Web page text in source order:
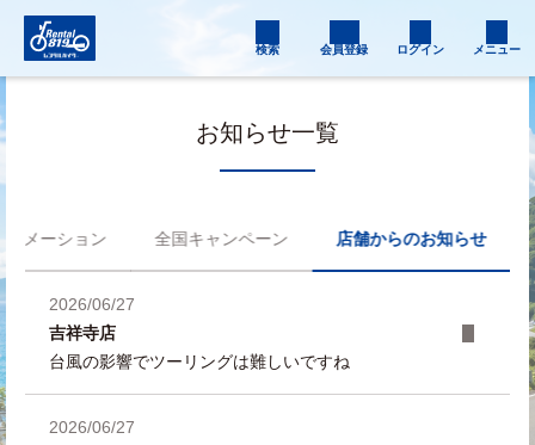
検索 会員登録 ログイン メニュー
お知らせ一覧
ォメーション 全国キャンペーン 店舗からのお知らせ
2026/06/27
吉祥寺店
台風の影響でツーリングは難しいですね
2026/06/27